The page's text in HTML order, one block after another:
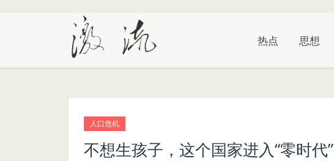
热点 思想
人口危机
不想生孩子，这个国家进入“零时代”